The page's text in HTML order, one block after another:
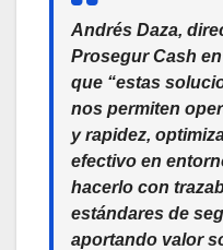
Andrés Daza,
Prosegur Cash
que “estas
nos permiten
y rapidez,
efectivo en
hacerlo con
estándares de
aportando valor